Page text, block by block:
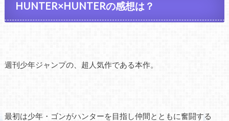
HUNTER×HUNTERの感想は？
週刊少年ジャンプの、超人気作である本作。
最初は少年・ゴンがハンターを目指し仲間とともに奮闘する